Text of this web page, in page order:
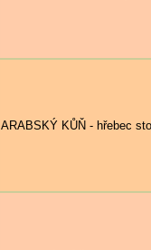
ARABSKÝ KŮŇ - hřebec